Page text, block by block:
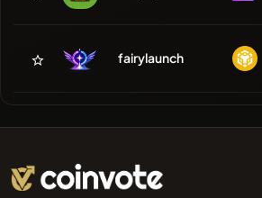
fairylaunch